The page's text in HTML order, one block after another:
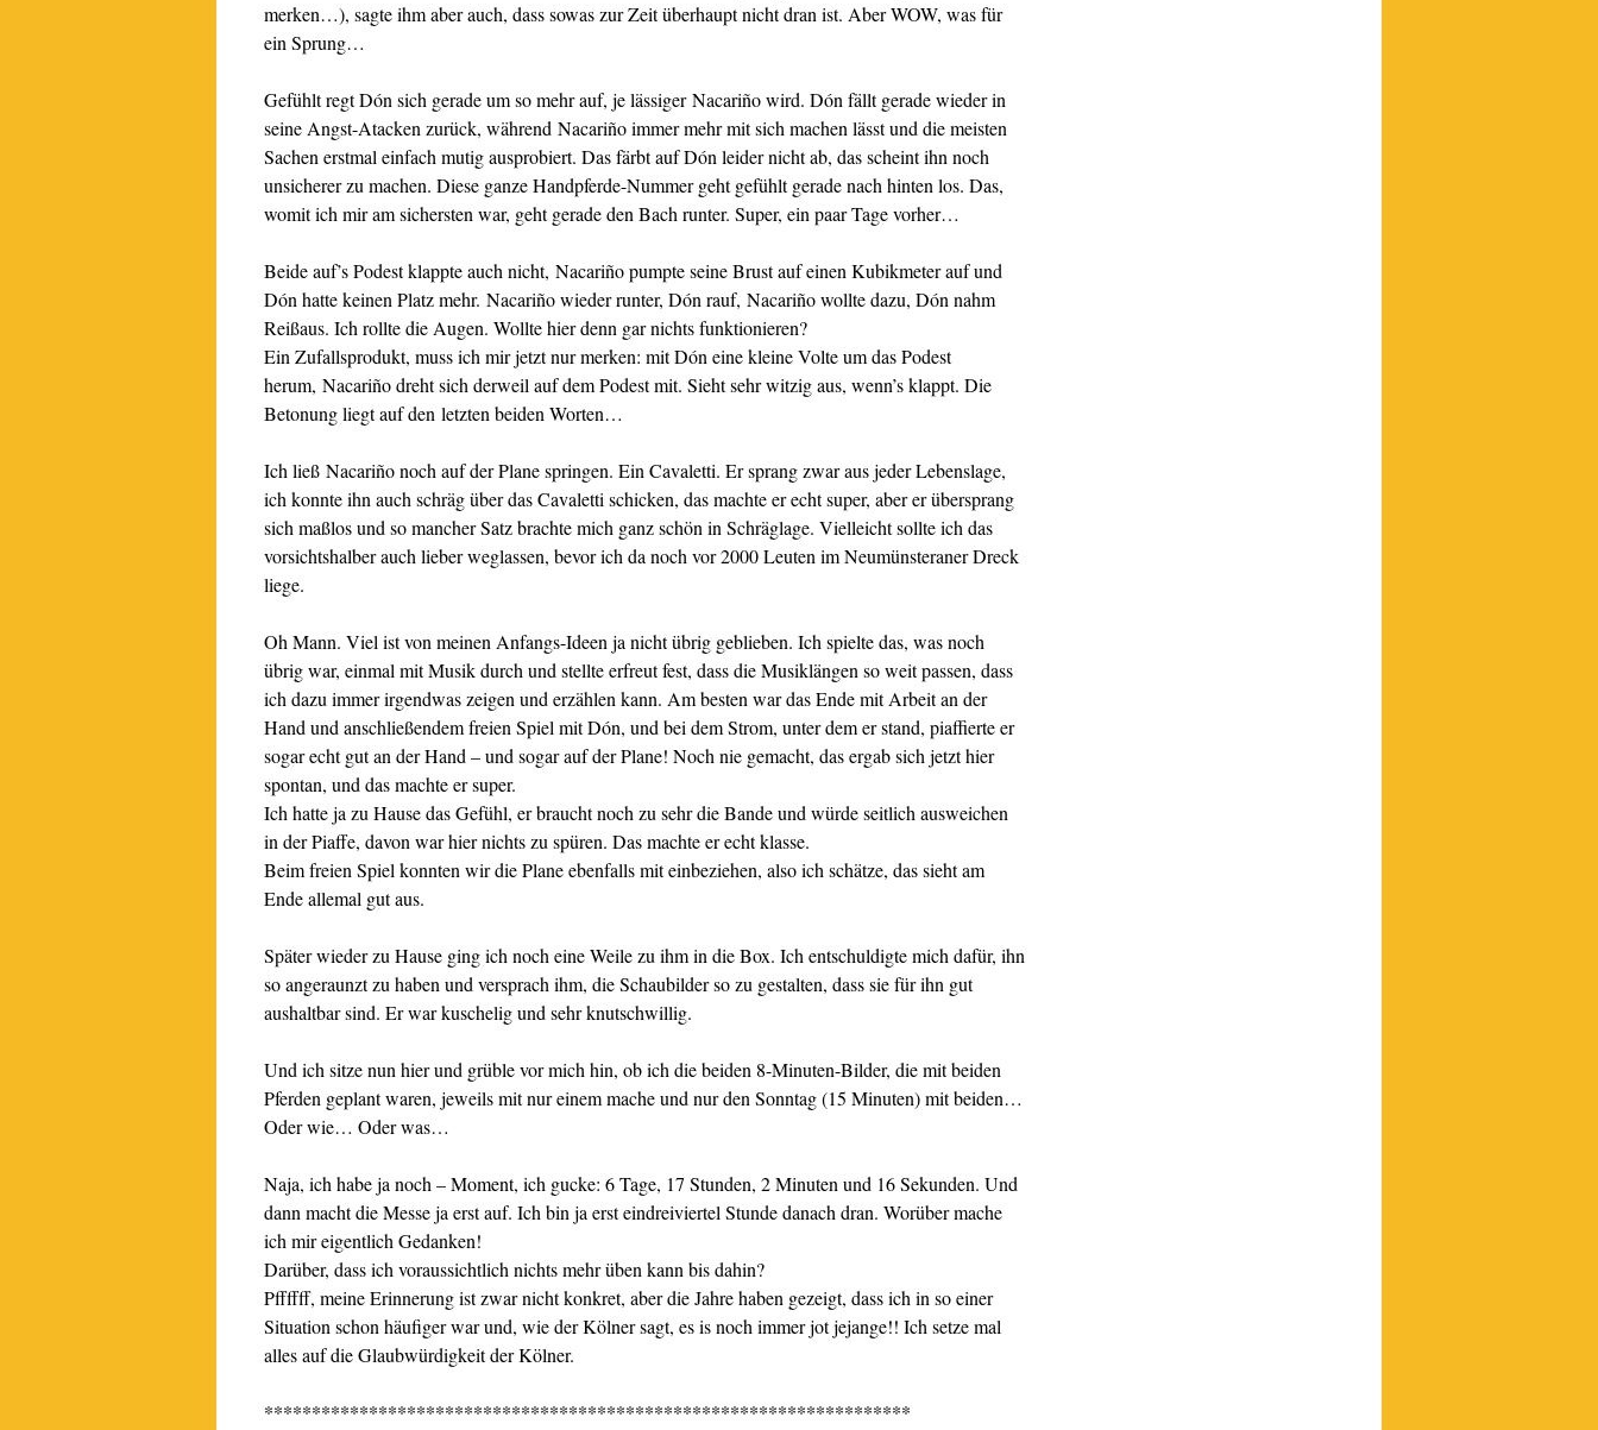
merken…), sagte ihm aber auch, dass sowas zur Zeit überhaupt nicht dran ist. Aber WOW, was für
ein Sprung…
Gefühlt regt Dón sich gerade um so mehr auf, je lässiger Nacariño wird. Dón fällt gerade wieder in
seine Angst-Atacken zurück, während Nacariño immer mehr mit sich machen lässt und die meisten
Sachen erstmal einfach mutig ausprobiert. Das färbt auf Dón leider nicht ab, das scheint ihn noch
unsicherer zu machen. Diese ganze Handpferde-Nummer geht gefühlt gerade nach hinten los. Das,
womit ich mir am sichersten war, geht gerade den Bach runter. Super, ein paar Tage vorher…
Beide auf’s Podest klappte auch nicht, Nacariño pumpte seine Brust auf einen Kubikmeter auf und
Dón hatte keinen Platz mehr. Nacariño wieder runter, Dón rauf, Nacariño wollte dazu, Dón nahm
Reißaus. Ich rollte die Augen. Wollte hier denn gar nichts funktionieren?
Ein Zufallsprodukt, muss ich mir jetzt nur merken: mit Dón eine kleine Volte um das Podest
herum, Nacariño dreht sich derweil auf dem Podest mit. Sieht sehr witzig aus, wenn’s klappt. Die
Betonung liegt auf den letzten beiden Worten…
Ich ließ Nacariño noch auf der Plane springen. Ein Cavaletti. Er sprang zwar aus jeder Lebenslage,
ich konnte ihn auch schräg über das Cavaletti schicken, das machte er echt super, aber er übersprang
sich maßlos und so mancher Satz brachte mich ganz schön in Schräglage. Vielleicht sollte ich das
vorsichtshalber auch lieber weglassen, bevor ich da noch vor 2000 Leuten im Neumünsteraner Dreck
liege.
Oh Mann. Viel ist von meinen Anfangs-Ideen ja nicht übrig geblieben. Ich spielte das, was noch
übrig war, einmal mit Musik durch und stellte erfreut fest, dass die Musiklängen so weit passen, dass
ich dazu immer irgendwas zeigen und erzählen kann. Am besten war das Ende mit Arbeit an der
Hand und anschließendem freien Spiel mit Dón, und bei dem Strom, unter dem er stand, piaffierte er
sogar echt gut an der Hand – und sogar auf der Plane! Noch nie gemacht, das ergab sich jetzt hier
spontan, und das machte er super.
Ich hatte ja zu Hause das Gefühl, er braucht noch zu sehr die Bande und würde seitlich ausweichen
in der Piaffe, davon war hier nichts zu spüren. Das machte er echt klasse.
Beim freien Spiel konnten wir die Plane ebenfalls mit einbeziehen, also ich schätze, das sieht am
Ende allemal gut aus.
Später wieder zu Hause ging ich noch eine Weile zu ihm in die Box. Ich entschuldigte mich dafür, ihn
so angeraunzt zu haben und versprach ihm, die Schaubilder so zu gestalten, dass sie für ihn gut
aushaltbar sind. Er war kuschelig und sehr knutschwillig.
Und ich sitze nun hier und grüble vor mich hin, ob ich die beiden 8-Minuten-Bilder, die mit beiden
Pferden geplant waren, jeweils mit nur einem mache und nur den Sonntag (15 Minuten) mit beiden…
Oder wie… Oder was…
Naja, ich habe ja noch – Moment, ich gucke: 6 Tage, 17 Stunden, 2 Minuten und 16 Sekunden. Und
dann macht die Messe ja erst auf. Ich bin ja erst eindreiviertel Stunde danach dran. Worüber mache
ich mir eigentlich Gedanken!
Darüber, dass ich voraussichtlich nichts mehr üben kann bis dahin?
Pffffff, meine Erinnerung ist zwar nicht konkret, aber die Jahre haben gezeigt, dass ich in so einer
Situation schon häufiger war und, wie der Kölner sagt, es is noch immer jot jejange!! Ich setze mal
alles auf die Glaubwürdigkeit der Kölner.
********************************************************************